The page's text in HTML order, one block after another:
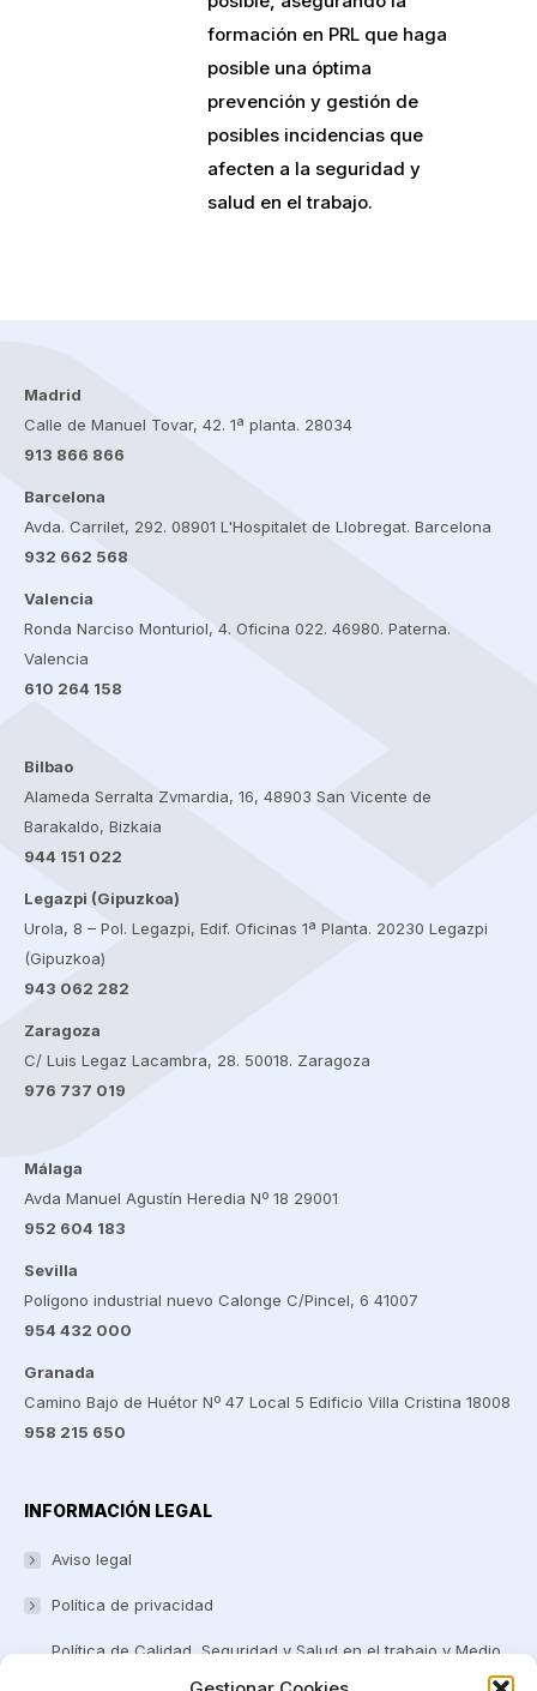
formación en PRL que haga
posible una óptima
prevención y gestión de
posibles incidencias que
afecten a la seguridad y
salud en el trabajo.
Madrid
Calle de Manuel Tovar, 42. 1ª planta. 28034
913 866 866
Barcelona
Avda. Carrilet, 292. 08901 L'Hospitalet de Llobregat. Barcelona
932 662 568
Valencia
Ronda Narciso Monturiol, 4. Oficina 022. 46980. Paterna.
Valencia
610 264 158
Bilbao
Alameda Serralta Zvmardia, 16, 48903 San Vicente de
Barakaldo, Bizkaia
944 151 022
Legazpi (Gipuzkoa)
Urola, 8 – Pol. Legazpi, Edif. Oficinas 1ª Planta. 20230 Legazpi
(Gipuzkoa)
943 062 282
Zaragoza
C/ Luis Legaz Lacambra, 28. 50018. Zaragoza
976 737 019
Málaga
Avda Manuel Agustín Heredia Nº 18 29001
952 604 183
Sevilla
Polígono industrial nuevo Calonge C/Pincel, 6 41007
954 432 000
Granada
Camino Bajo de Huétor Nº 47 Local 5 Edificio Villa Cristina 18008
958 215 650
INFORMACIÓN LEGAL
Aviso legal
Política de privacidad
Política de Calidad, Seguridad y Salud en el trabajo y Medio